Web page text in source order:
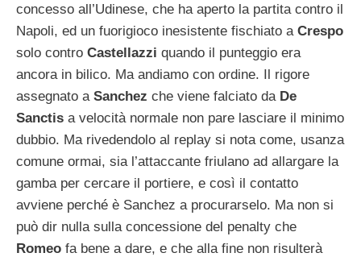
concesso all’Udinese, che ha aperto la partita contro il
Napoli, ed un fuorigioco inesistente fischiato a Crespo
solo contro Castellazzi quando il punteggio era
ancora in bilico. Ma andiamo con ordine. Il rigore
assegnato a Sanchez che viene falciato da De
Sanctis a velocità normale non pare lasciare il minimo
dubbio. Ma rivedendolo al replay si nota come, usanza
comune ormai, sia l’attaccante friulano ad allargare la
gamba per cercare il portiere, e così il contatto
avviene perché è Sanchez a procurarselo. Ma non si
può dir nulla sulla concessione del penalty che
Romeo fa bene a dare, e che alla fine non risulterà